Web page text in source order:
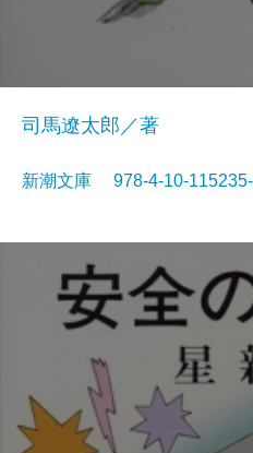
司馬遼太郎／著
新潮文庫 978-4-10-